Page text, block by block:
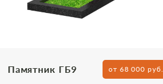
Памятник ГБ9 от 68 000 руб.